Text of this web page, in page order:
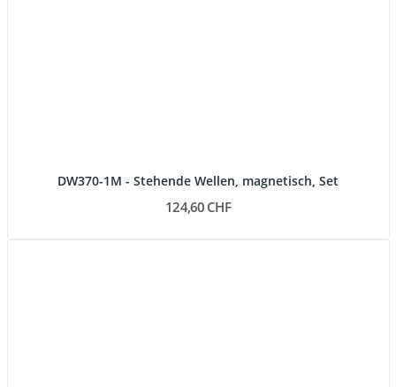
DW370-1M - Stehende Wellen, magnetisch, Set
124,60 CHF